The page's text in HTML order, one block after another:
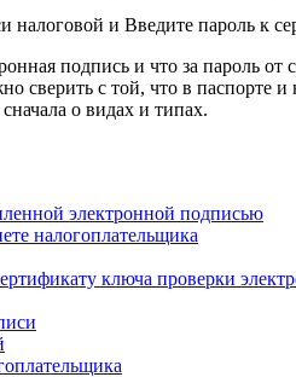
подпись и что за пароль
с той, что в паспорте
о видах и типах.
электронной подписью
налогоплательщика
ключа проверки